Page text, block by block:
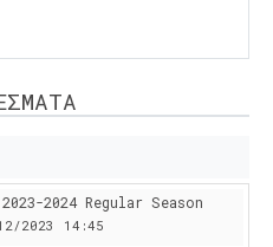
2024 Regular Season
2023 14:45